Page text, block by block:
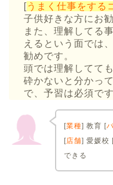
[うまく仕事をする
子供好きな方にお
また、理解してる
えるという面では
勧めです。
頭では理解してて
砕かないと分かっ
で、予習は必須です
[業種] 教育 [
[店舗] 愛媛校
できる